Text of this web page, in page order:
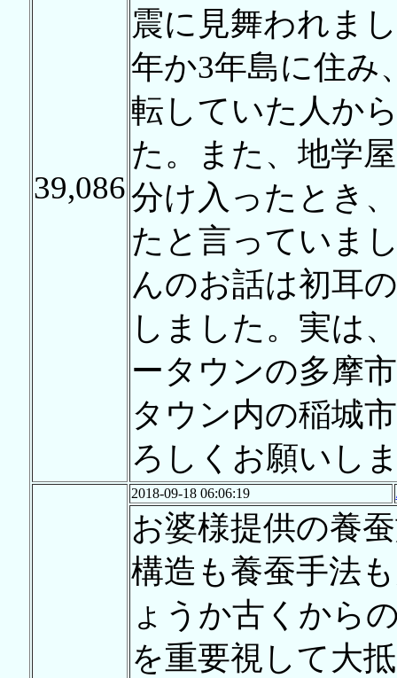
39,086
震に見舞われま
年か3年島に住み
転していた人か
た。また、地学
分け入ったとき
たと言っていま
んのお話は初耳
しました。実は
ータウンの多摩
タウン内の稲城
ろしくお願いし
2018-09-18 06:06:19
お婆様提供の養
構造も養蚕手法
ょうか古くから
を重要視して大